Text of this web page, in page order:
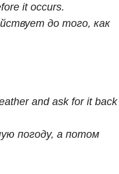
it occurs.
до того, как
and ask for it back
погоду, а потом